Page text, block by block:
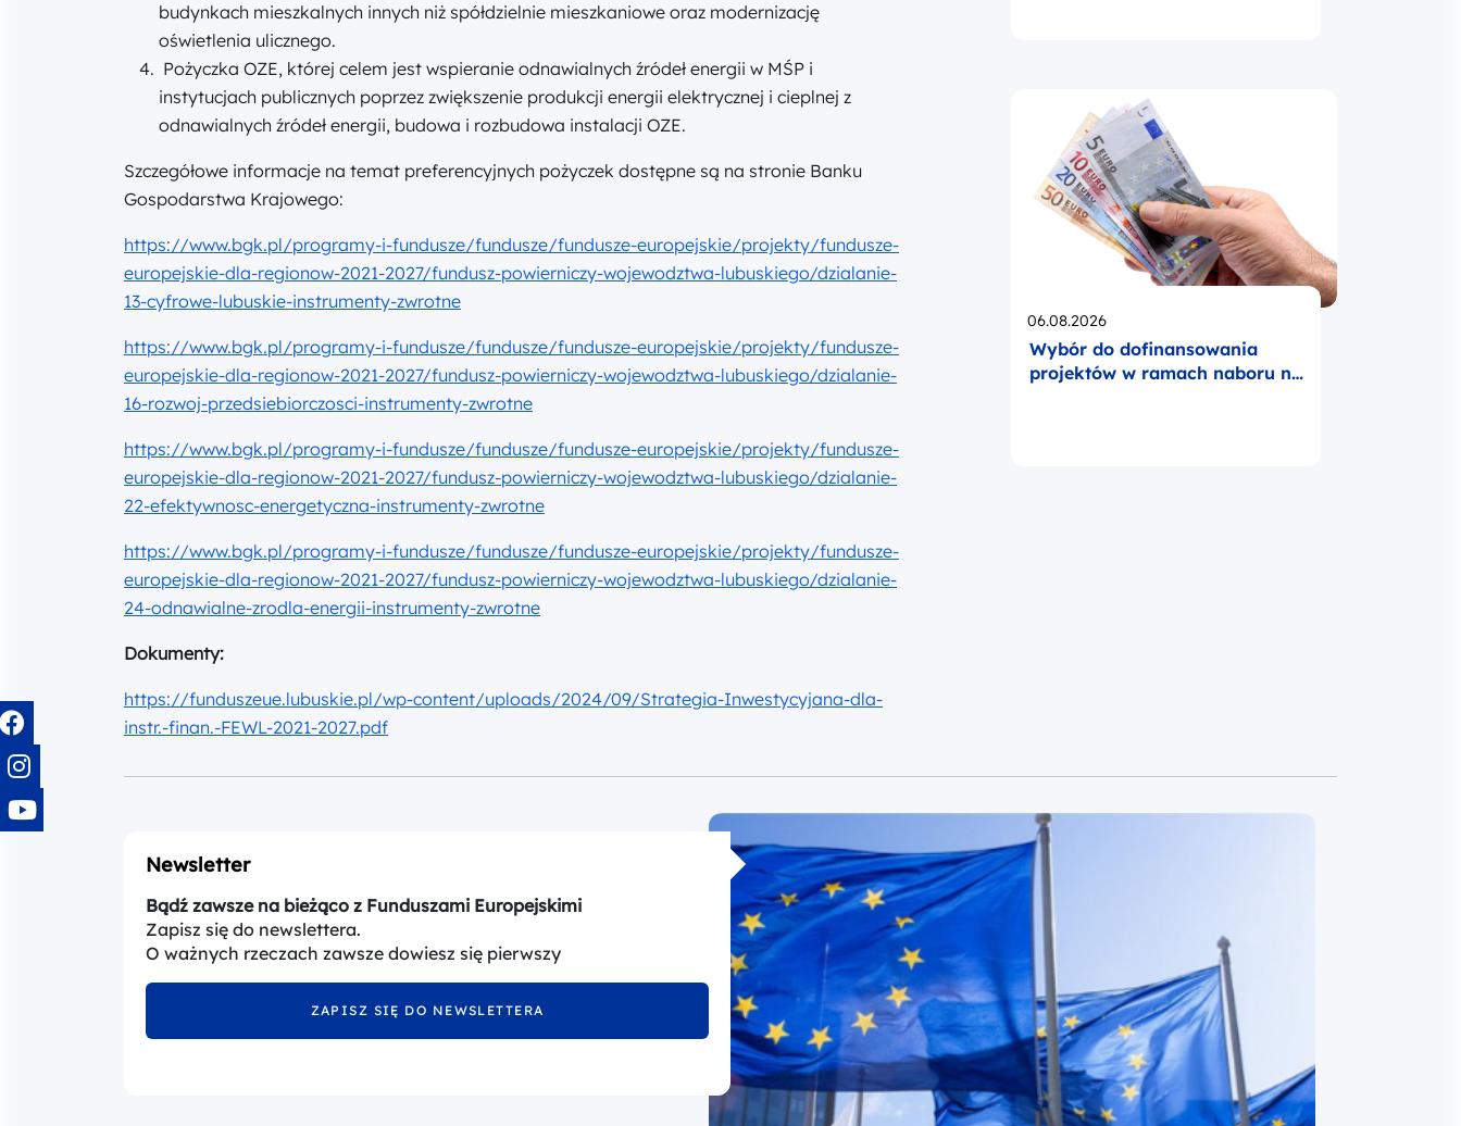
budynkach mieszkalnych innych niż spółdzielnie mieszkaniowe oraz modernizację
oświetlenia ulicznego.
Pożyczka OZE, której celem jest wspieranie odnawialnych źródeł energii w MŚP i
instytucjach publicznych poprzez zwiększenie produkcji energii elektrycznej i cieplnej z
odnawialnych źródeł energii, budowa i rozbudowa instalacji OZE.
Szczegółowe informacje na temat preferencyjnych pożyczek dostępne są na stronie Banku
Gospodarstwa Krajowego:
https://www.bgk.pl/programy-i-fundusze/fundusze/fundusze-europejskie/projekty/fundusze-
europejskie-dla-regionow-2021-2027/fundusz-powierniczy-wojewodztwa-lubuskiego/dzialanie-
13-cyfrowe-lubuskie-instrumenty-zwrotne
https://www.bgk.pl/programy-i-fundusze/fundusze/fundusze-europejskie/projekty/fundusze-
europejskie-dla-regionow-2021-2027/fundusz-powierniczy-wojewodztwa-lubuskiego/dzialanie-
16-rozwoj-przedsiebiorczosci-instrumenty-zwrotne
https://www.bgk.pl/programy-i-fundusze/fundusze/fundusze-europejskie/projekty/fundusze-
europejskie-dla-regionow-2021-2027/fundusz-powierniczy-wojewodztwa-lubuskiego/dzialanie-
22-efektywnosc-energetyczna-instrumenty-zwrotne
https://www.bgk.pl/programy-i-fundusze/fundusze/fundusze-europejskie/projekty/fundusze-
europejskie-dla-regionow-2021-2027/fundusz-powierniczy-wojewodztwa-lubuskiego/dzialanie-
24-odnawialne-zrodla-energii-instrumenty-zwrotne
Dokumenty:
https://funduszeue.lubuskie.pl/wp-content/uploads/2024/09/Strategia-Inwestycyjana-dla-
instr.-finan.-FEWL-2021-2027.pdf
Opublikowano
06.08.2026
Wybór do dofinansowania
projektów w ramach naboru nr
Newsletter
Bądź zawsze na bieżąco z Funduszami Europejskimi
Zapisz się do newslettera.
O ważnych rzeczach zawsze dowiesz się pierwszy
ZAPISZ SIĘ DO NEWSLETTERA